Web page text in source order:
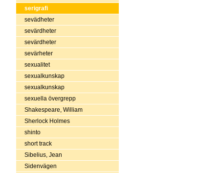
serigrafi
sevädheter
sevärdheter
sevärdheter
sevärheter
sexualitet
sexualkunskap
sexualkunskap
sexuella övergrepp
Shakespeare, William
Sherlock Holmes
shinto
short track
Sibelius, Jean
Sidenvägen